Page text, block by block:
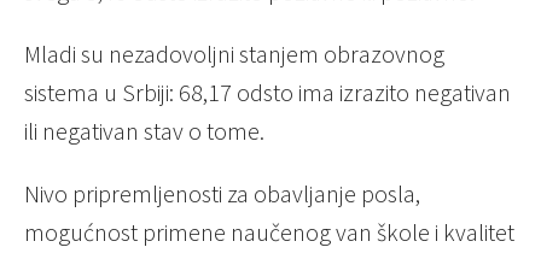
Mladi su nezadovoljni stanjem obrazovnog
sistema u Srbiji: 68,17 odsto ima izrazito negativan
ili negativan stav o tome.
Nivo pripremljenosti za obavljanje posla,
mogućnost primene naučenog van škole i kvalitet